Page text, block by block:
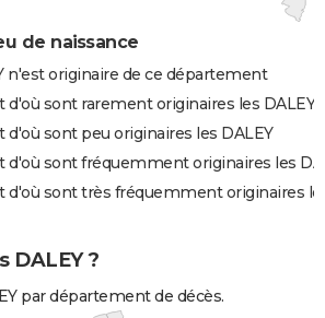
de naissance
n'est originaire de ce département
sont rarement originaires les DALEY
sont peu originaires les DALEY
d'où sont fréquemment originaires les
d'où sont très fréquemment originaires
DALEY ?
par département de décès.